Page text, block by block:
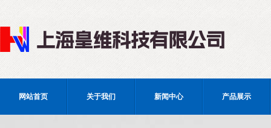
网站首页 关于我们 新闻中心 产品展示